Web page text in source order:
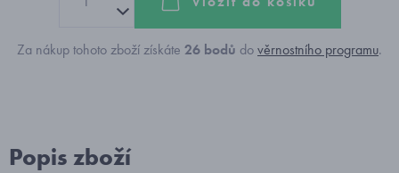
Za nákup tohoto zboží získáte 26 bodů dověrnostního programu.
Popis zboží